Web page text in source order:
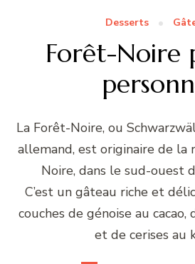
Desserts
Forêt-Noire
La Forêt-Noire, ou
allemand, est originaire de la
Noire, dans le sud-ouest
C’est un gâteau riche et
couches de génoise au
et de cerises au